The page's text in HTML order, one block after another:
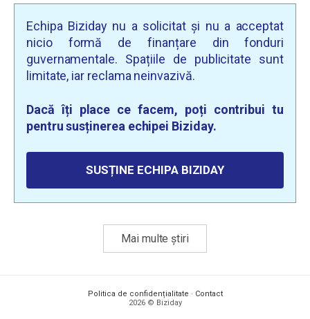
Echipa Biziday nu a solicitat și nu a acceptat
nicio formă de finanțare din fonduri
guvernamentale. Spațiile de publicitate sunt
limitate, iar reclama neinvazivă.
Dacă îți place ce facem, poți contribui tu
pentru susținerea echipei Biziday.
SUSȚINE ECHIPA BIZIDAY
Mai multe știri
Politica de confidențialitate · Contact
2026 © Biziday